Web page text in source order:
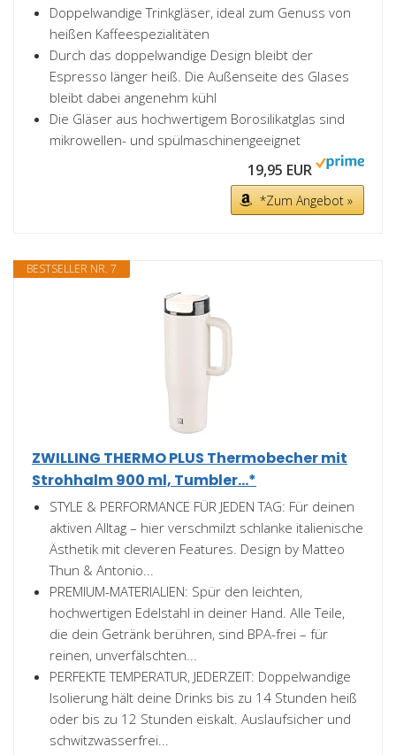
Doppelwandige Trinkgläser, ideal zum Genuss von
heißen Kaffeespezialitäten
Durch das doppelwandige Design bleibt der
Espresso länger heiß. Die Außenseite des Glases
bleibt dabei angenehm kühl
Die Gläser aus hochwertigem Borosilikatglas sind
mikrowellen- und spülmaschinengeeignet
19,95 EUR
*Zum Angebot »
BESTSELLER NR. 7
ZWILLING THERMO PLUS Thermobecher mit
Strohhalm 900 ml, Tumbler...*
STYLE & PERFORMANCE FÜR JEDEN TAG: Für deinen
aktiven Alltag – hier verschmilzt schlanke italienische
Ästhetik mit cleveren Features. Design by Matteo
Thun & Antonio...
PREMIUM-MATERIALIEN: Spür den leichten,
hochwertigen Edelstahl in deiner Hand. Alle Teile,
die dein Getränk berühren, sind BPA-frei – für
reinen, unverfälschten...
PERFEKTE TEMPERATUR, JEDERZEIT: Doppelwandige
Isolierung hält deine Drinks bis zu 14 Stunden heiß
oder bis zu 12 Stunden eiskalt. Auslaufsicher und
schwitzwasserfrei...